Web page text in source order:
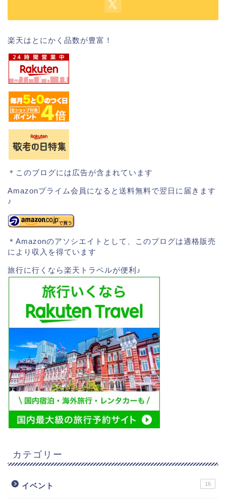
楽天はとにかく品数が豊富！
＊このブログには広告が含まれています
Amazonプライム会員になると送料無料で翌日に届きます
♪
＊Amazonのアソシエイトとして、このブログは適格販売
により収入を得ています
旅行に行くなら楽天トラベルが便利♪
カテゴリー
イベント 16